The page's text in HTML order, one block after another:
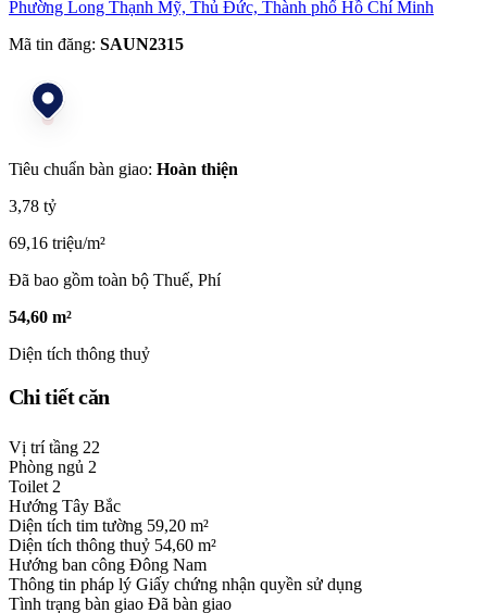
Phường Long Thạnh Mỹ, Thủ Đức, Thành phố Hồ Chí Minh
Mã tin đăng: SAUN2315
Tiêu chuẩn bàn giao: Hoàn thiện
3,78 tỷ
69,16 triệu/m²
Đã bao gồm toàn bộ Thuế, Phí
54,60 m²
Diện tích thông thuỷ
Chi tiết căn
Vị trí tầng 22
Phòng ngủ 2
Toilet 2
Hướng Tây Bắc
Diện tích tim tường 59,20 m²
Diện tích thông thuỷ 54,60 m²
Hướng ban công Đông Nam
Thông tin pháp lý Giấy chứng nhận quyền sử dụng
Tình trạng bàn giao Đã bàn giao